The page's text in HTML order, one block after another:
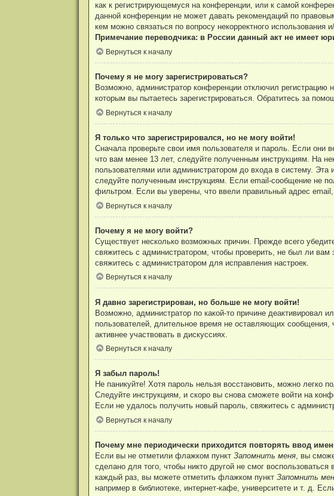
как к регистрирующемуся на конференции, или к самой
данной конференции не может давать рекомендаций по
кем можно связаться по вопросу некорректного
Примечание переводчика: в России данный акт не имеет
Вернуться к началу
Почему я не могу зарегистрироваться?
Возможно, администратор конференции отключил
которым вы пытаетесь зарегистрироваться. Обратитесь за
Вернуться к началу
Я только что зарегистрировался, но не могу войти!
Сначала проверьте свои имя пользователя и пароль. Если они
что вам менее 13 лет, следуйте полученным инструкциям. На
пользователями или администратором до входа в систему.
следуйте полученным инструкциям. Если email-сообщение не
фильтром. Если вы уверены, что ввели правильный адрес email,
Вернуться к началу
Почему я не могу войти?
Существует несколько возможных причин. Прежде всего
свяжитесь с администратором, чтобы проверить, не был ли
свяжитесь с администратором для исправления настроек.
Вернуться к началу
Я давно зарегистрирован, но больше не могу войти!
Возможно, администратор по какой-то причине деактивировал
пользователей, длительное время не оставляющих сообщения,
активнее участвовать в дискуссиях.
Вернуться к началу
Я забыл пароль!
Не паникуйте! Хотя пароль нельзя восстановить, можно легко
Следуйте инструкциям, и скоро вы снова сможете войти на
Если не удалось получить новый пароль, свяжитесь с
Вернуться к началу
Почему мне периодически приходится повторять ввод
Если вы не отметили флажком пункт Запомнить меня, вы
сделано для того, чтобы никто другой не смог
каждый раз, вы можете отметить флажком пункт Запомнить
например в библиотеке, интернет-кафе, университете и т. д.